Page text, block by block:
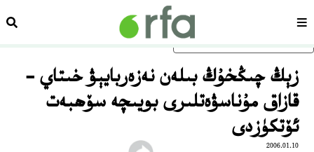
ئاساسلىق مەزمۇنغا ئاتلاڭسەھىپە
زېڭ چىڭخۇڭ بىلەن نەزەربايېۋ خىتاي -
قازاق مۇناسۋەتلىرى بويىچە سۆھبەت
ئۆتكۈزدى
2006.01.10